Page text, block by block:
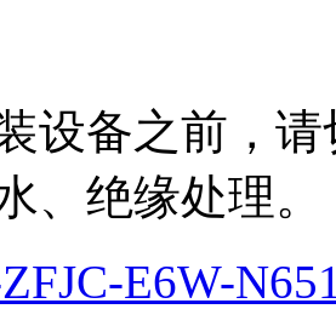
设备之前，
、绝缘处理。
E6W-